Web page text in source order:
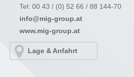
Tel: 00 43 / (0) 52 66 / 88 144-70
info@mig-group.at
www.mig-group.at
Lage & Anfahrt